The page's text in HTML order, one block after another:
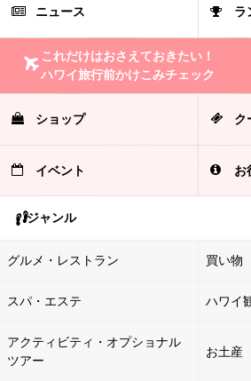
ニュース ラ
これだけはおさえておきたい！
ハワイ旅行前かけこみチェック
ショップ ク
イベント お
ジャンル
グルメ・レストラン 買い物
スパ・エステ ハワイ
アクティビティ・オプショナル
ツアー
お土産